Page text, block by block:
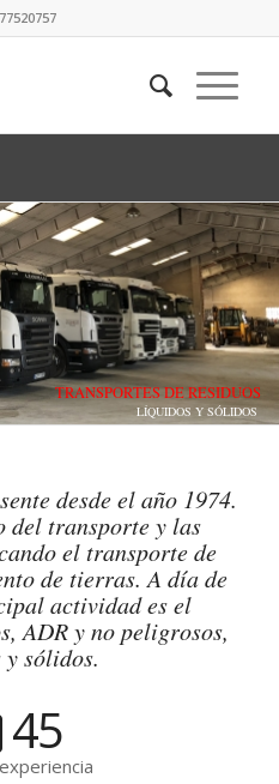
TRANSPORTES DE RESIDUOS
LÍQUIDOS Y SÓLIDOS
desde el año 1974.
del transporte y las
el transporte de
de tierras. A día de
actividad es el
ADR y no peligrosos,
sólidos.
45